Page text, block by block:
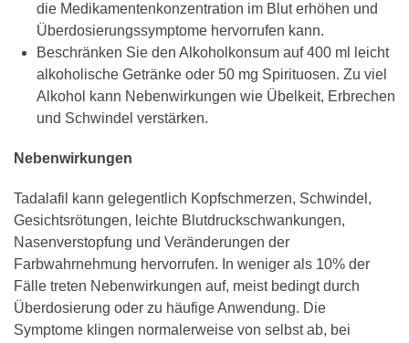
die Medikamentenkonzentration im Blut erhöhen und
Überdosierungssymptome hervorrufen kann.
Beschränken Sie den Alkoholkonsum auf 400 ml leicht
alkoholische Getränke oder 50 mg Spirituosen. Zu viel
Alkohol kann Nebenwirkungen wie Übelkeit, Erbrechen
und Schwindel verstärken.
Nebenwirkungen
Tadalafil kann gelegentlich Kopfschmerzen, Schwindel,
Gesichtsrötungen, leichte Blutdruckschwankungen,
Nasenverstopfung und Veränderungen der
Farbwahrnehmung hervorrufen. In weniger als 10% der
Fälle treten Nebenwirkungen auf, meist bedingt durch
Überdosierung oder zu häufige Anwendung. Die
Symptome klingen normalerweise von selbst ab, bei